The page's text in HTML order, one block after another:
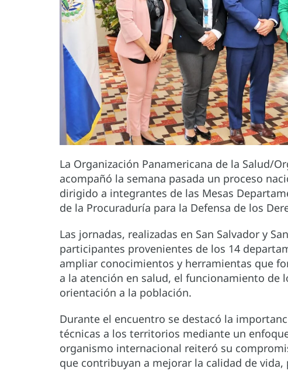
La Organización Panamericana de la Salud/
acompañó la semana pasada un proceso
dirigido a integrantes de las Mesas
de la Procuraduría para la Defensa de los
Las jornadas, realizadas en San Salvador y
participantes provenientes de los 14
ampliar conocimientos y herramientas que
a la atención en salud, el funcionamiento de
orientación a la población.
Durante el encuentro se destacó la
técnicas a los territorios mediante un
organismo internacional reiteró su
que contribuyan a mejorar la calidad de